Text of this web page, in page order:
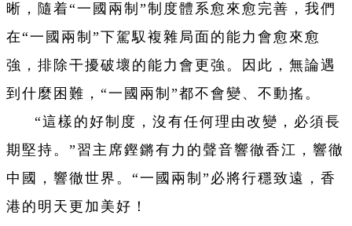
晰，隨着“一國兩制”制度體系愈來愈完善，我們
在“一國兩制”下駕馭複雜局面的能力會愈來愈
強，排除干擾破壞的能力會更強。因此，無論遇
到什麼困難，“一國兩制”都不會變、不動搖。
“這樣的好制度，沒有任何理由改變，必須長
期堅持。”習主席鏗鏘有力的聲音響徹香江，響徹
中國，響徹世界。“一國兩制”必將行穩致遠，香
港的明天更加美好！